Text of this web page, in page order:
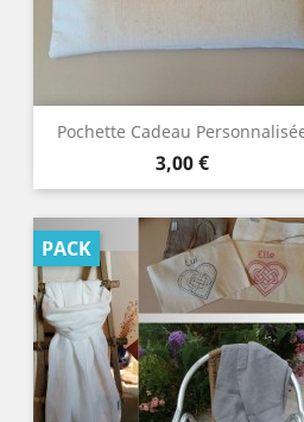
Pochette Cadeau
Prix
3,00 €
PACK